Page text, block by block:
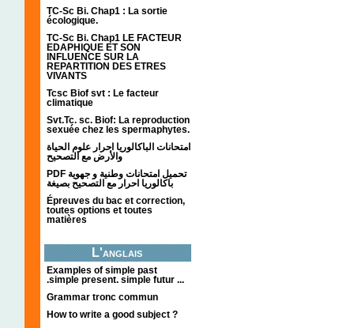
TC-Sc Bi. Chap1 : La sortie
écologique.
TC-Sc Bi. Chap1 LE FACTEUR
EDAPHIQUE ET SON
INFLUENCE SUR LA
REPARTITION DES ETRES
VIVANTS
Tcsc Biof svt : Le facteur
climatique
Svt.Tc. sc. Biof: La reproduction
sexuée chez les spermaphytes.
امتحانات الباكالوريا احرار علوم الحياة
والأرض مع التصحيح
PDF تحميل امتحانات وطنية و جهوية
باكالوريا احرار مع التصحيح بصيغة
Épreuves du bac et correction,
toutes options et toutes
matières
L'anglais
Examples of simple past
.simple present. simple futur ...
Grammar tronc commun
How to write a good subject ?